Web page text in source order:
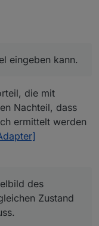
sind:
b machen.
somit nicht auf
ist:
ist z.B. möglich
254
das als
umzuwandeln.
hab das nochmal
LinkedDevices
Wandlung
dargestellt werden
sind:
Bei Eingabe von b
"/" erlauben
nehmen und die
ich mal drüber
anders / besser
ne dependency auf
eingeben kann.
die mit
Nachteil, dass
ermittelt werden
des
Zustand